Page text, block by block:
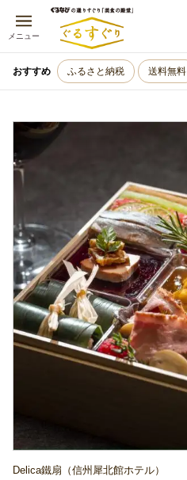
メニュー
おすすめ ふるさと納税 送料無料
Delica鐵扇（信州犀北館ホテル）